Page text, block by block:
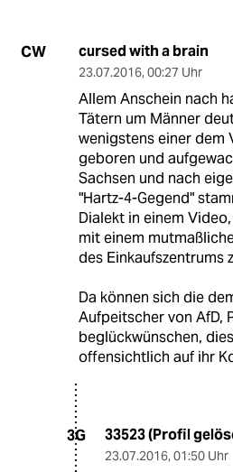
CW cursed with a brain
23.07.2016, 00:27 Uhr
Allem Anschein nach
Tätern um Männer
wenigstens einer dem
geboren und
Sachsen und nach
"Hartz-4-Gegend"
Dialekt in einem
mit einem
des Einkaufszentrums
Da können sich die
Aufpeitscher von AfD,
beglückwünschen,
offensichtlich auf ihr
3G 33523 (Profil
23.07.2016, 01:50 Uhr